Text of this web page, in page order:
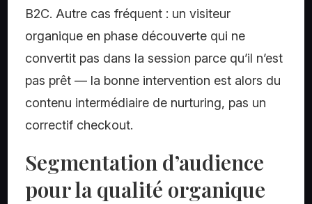
B2C. Autre cas fréquent : un visiteur
organique en phase découverte qui ne
convertit pas dans la session parce qu’il n’est
pas prêt — la bonne intervention est alors du
contenu intermédiaire de nurturing, pas un
correctif checkout.
Segmentation d’audience
pour la qualité organique